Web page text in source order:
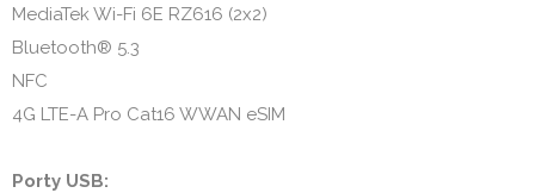
MediaTek Wi-Fi 6E RZ616 (2x2)
Bluetooth® 5.3
NFC
4G LTE-A Pro Cat16 WWAN eSIM
Porty USB: